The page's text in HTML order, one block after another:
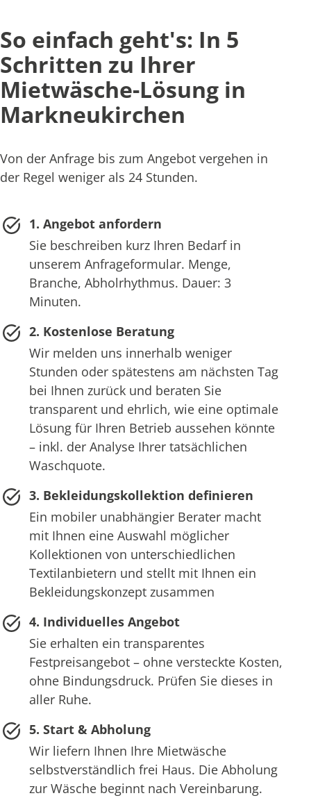
So einfach geht's: In 5
Schritten zu Ihrer
Mietwäsche-Lösung in
Markneukirchen
Von der Anfrage bis zum Angebot vergehen in
der Regel weniger als 24 Stunden.
1. Angebot anfordern
Sie beschreiben kurz Ihren Bedarf in
unserem Anfrageformular. Menge,
Branche, Abholrhythmus. Dauer: 3
Minuten.
2. Kostenlose Beratung
Wir melden uns innerhalb weniger
Stunden oder spätestens am nächsten Tag
bei Ihnen zurück und beraten Sie
transparent und ehrlich, wie eine optimale
Lösung für Ihren Betrieb aussehen könnte
– inkl. der Analyse Ihrer tatsächlichen
Waschquote.
3. Bekleidungskollektion definieren
Ein mobiler unabhängier Berater macht
mit Ihnen eine Auswahl möglicher
Kollektionen von unterschiedlichen
Textilanbietern und stellt mit Ihnen ein
Bekleidungskonzept zusammen
4. Individuelles Angebot
Sie erhalten ein transparentes
Festpreisangebot – ohne versteckte Kosten,
ohne Bindungsdruck. Prüfen Sie dieses in
aller Ruhe.
5. Start & Abholung
Wir liefern Ihnen Ihre Mietwäsche
selbstverständlich frei Haus. Die Abholung
zur Wäsche beginnt nach Vereinbarung.